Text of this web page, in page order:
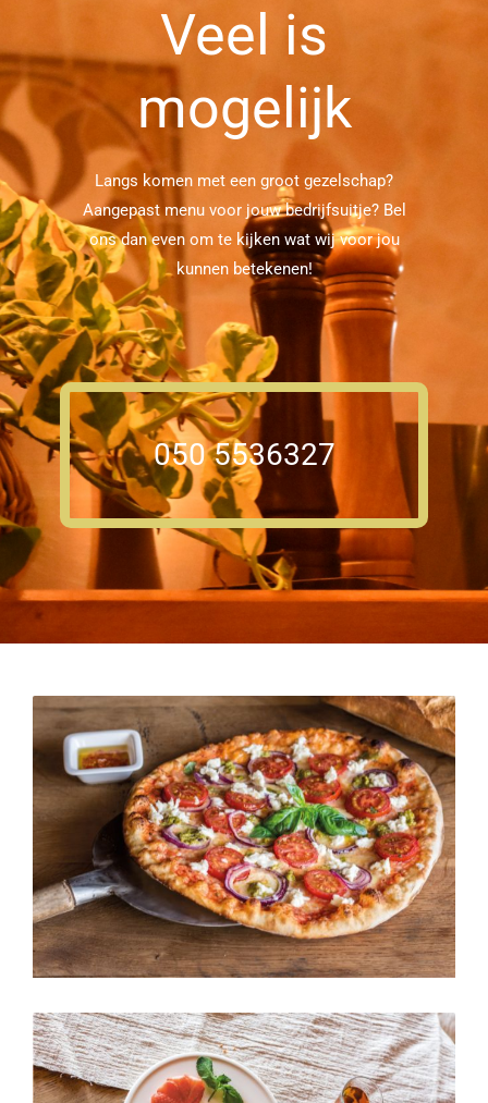
Veel is
mogelijk
Langs komen met een groot gezelschap?
Aangepast menu voor jouw bedrijfsuitje? Bel
ons dan even om te kijken wat wij voor jou
kunnen betekenen!
050 5536327